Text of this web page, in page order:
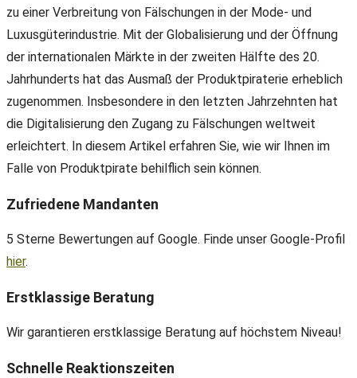
zu einer Verbreitung von Fälschungen in der Mode- und
Luxusgüterindustrie. Mit der Globalisierung und der Öffnung
der internationalen Märkte in der zweiten Hälfte des 20.
Jahrhunderts hat das Ausmaß der Produktpiraterie erheblich
zugenommen. Insbesondere in den letzten Jahrzehnten hat
die Digitalisierung den Zugang zu Fälschungen weltweit
erleichtert. In diesem Artikel erfahren Sie, wie wir Ihnen im
Falle von Produktpirate behilflich sein können.
Zufriedene Mandanten
5 Sterne Bewertungen auf Google. Finde unser Google-Profil
hier.
Erstklassige Beratung
Wir garantieren erstklassige Beratung auf höchstem Niveau!
Schnelle Reaktionszeiten